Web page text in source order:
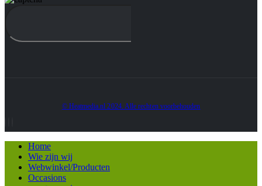
© Heatmedia.nl 2024. Alle rechten voorbehouden
Home
Wie zijn wij
Webwinkel/Producten
Occasions